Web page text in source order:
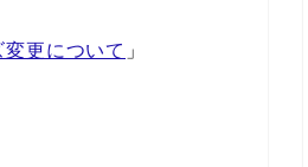
更について 」